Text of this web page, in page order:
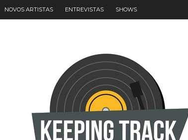
NOVOS ARTISTAS ENTREVISTAS SHOWS